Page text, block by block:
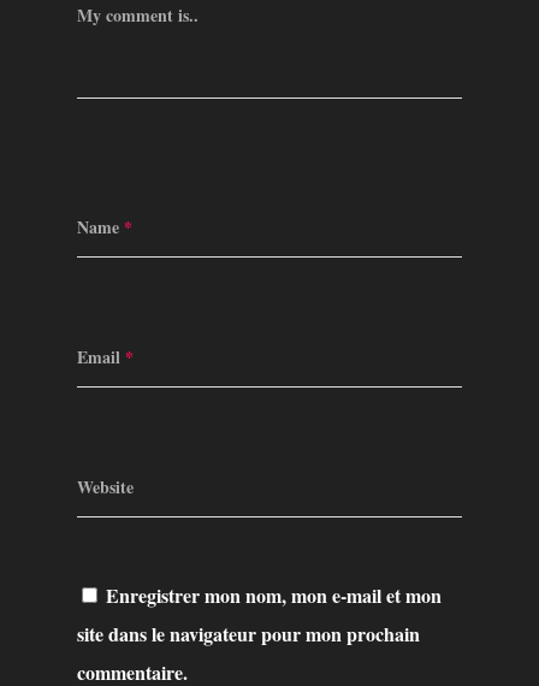
My comment is..
Name *
Email *
Website
Enregistrer mon nom, mon e-mail et mon
site dans le navigateur pour mon prochain
commentaire.